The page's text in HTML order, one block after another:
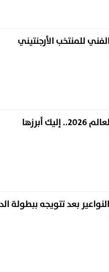
للمنتخب الأرجنتيني
أبرزها
بعد تتويجه ببطولة